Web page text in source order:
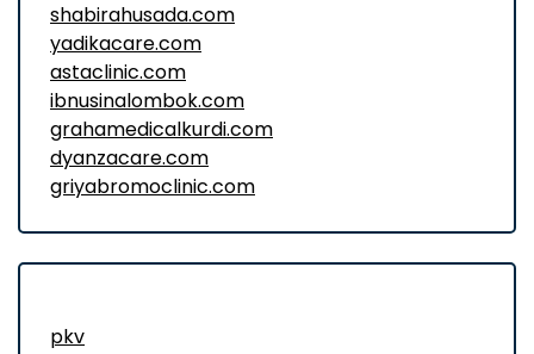
shabirahusada.com
yadikacare.com
astaclinic.com
ibnusinalombok.com
grahamedicalkurdi.com
dyanzacare.com
griyabromoclinic.com
pkv